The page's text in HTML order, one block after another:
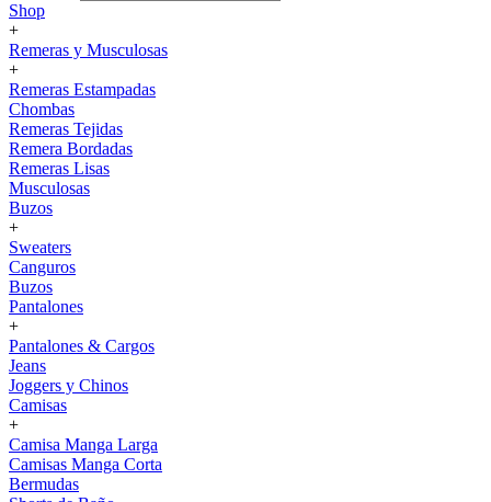
Shop
+
Remeras y Musculosas
+
Remeras Estampadas
Chombas
Remeras Tejidas
Remera Bordadas
Remeras Lisas
Musculosas
Buzos
+
Sweaters
Canguros
Buzos
Pantalones
+
Pantalones & Cargos
Jeans
Joggers y Chinos
Camisas
+
Camisa Manga Larga
Camisas Manga Corta
Bermudas